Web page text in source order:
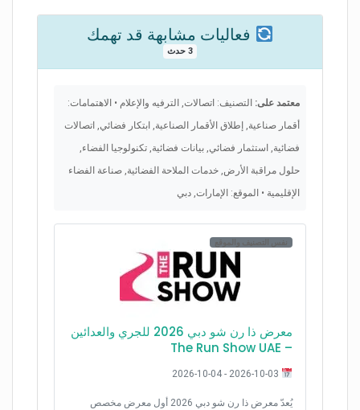
فعاليات مشابهة قد تهمك
3 حدث
معتمد على: التصنيف: اتصالات, الترفيه والإعلام • الاهتمامات:
أقمار صناعية, إطلاق الأقمار الصناعية, ابتكار فضائي, اتصالات
فضائية, استثمار فضائي, بيانات فضائية, تكنولوجيا الفضاء,
حلول مراقبة الأرض, خدمات الملاحة الفضائية, صناعة الفضاء
الإقليمية • الموقع: الإمارات, دبي
نفس التصنيف والموقع
معرض ذا رن شو دبي 2026 للجري والعدائين
– The Run Show UAE
يُعدّ معرض ذا رن شو دبي 2026 أول معرض مخصص